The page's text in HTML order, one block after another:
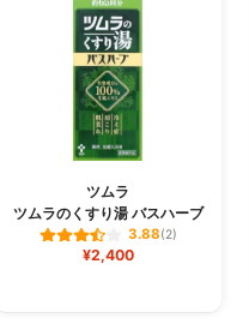
ツムラ
ツムラのくすり湯 バスハーブ
3.88(2)
¥2,400